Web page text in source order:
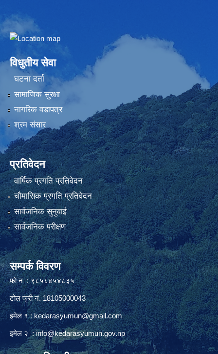
Embed Google Map
विधुतीय सेवा
घटना दर्ता
सामाजिक सुरक्षा
नागरिक वडापत्र
श्रम संसार
प्रतिवेदन
वार्षिक प्रगति प्रतिवेदन
चौमासिक प्रगति प्रतिवेदन
सार्वजनिक सुनुवाई
सार्वजनिक परीक्षण
सम्पर्क विवरण
फाे न : ९८५८४५४८३५
टोल फ्री नं. 18105000043
इमेल १ :kedarasyumun@gmail.com
इमेल २ :info@kedarasyumun.gov.np